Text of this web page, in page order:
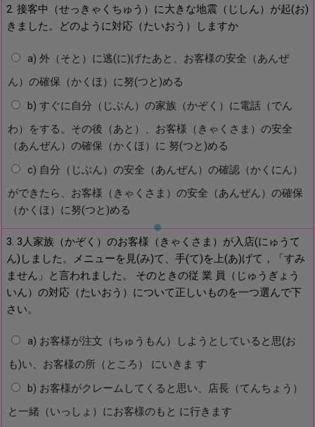
2. 接客中（せっきゃくちゅう）に大きな地震（じしん）が起(お)
きました。どのように対応（たいおう）しますか
a) 外（そと）に逃(に)げたあと、お客様の安全（あんぜ
ん）の確保（かくほ）に努(つと)める
b) すぐに自分（じぶん）の家族（かぞく）に電話（でん
わ）をする。その後（あと）、お客様（きゃくさま）の安全
（あんぜん）の確保（かくほ）に 努(つと)める
c) 自分（じぶん）の安全（あんぜん）の確認（かくにん）
ができたら、お客様（きゃくさま）の安全（あんぜん）の確保
（かくほ）に努(つと)める
3. 3人家族（かぞく）のお客様（きゃくさま）が入店(にゅうて
ん)しました。メニューを見(み)て、手(て)を上(あ)げて，「すみ
ません」と言われました。 そのときの従 業 員（じゅうぎょう
いん）の対応（たいおう）について正しいものを一つ選んで下
さい。
a) お客様が注文（ちゅうもん）しようとしていると思(お
も)い、お客様の所（ところ） にいきま す
b) お客様がクレームしてくると思い、店長（てんちょう）
と一緒（いっしょ）にお客様のもと に行きます